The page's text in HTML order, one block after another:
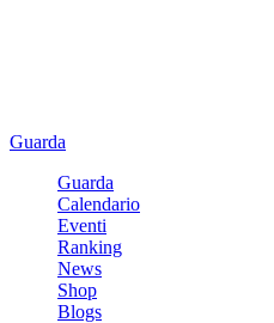
Guarda
Guarda
Calendario
Eventi
Ranking
News
Shop
Blogs